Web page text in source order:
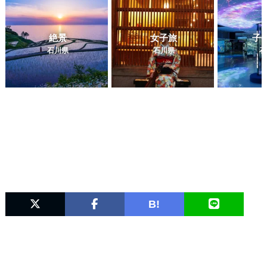
絶景
石川県
女子旅
石川県
子
B!